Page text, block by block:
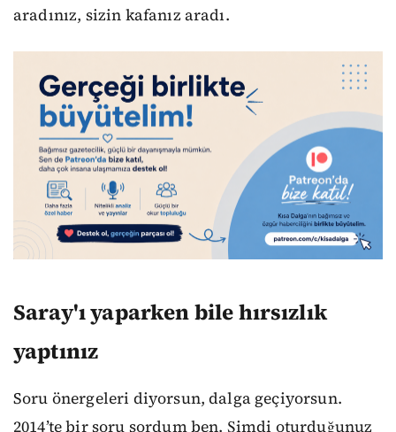
aradınız, sizin kafanız aradı.
Saray'ı yaparken bile hırsızlık
yaptınız
Soru önergeleri diyorsun, dalga geçiyorsun.
2014’te bir soru sordum ben. Şimdi oturduğunuz